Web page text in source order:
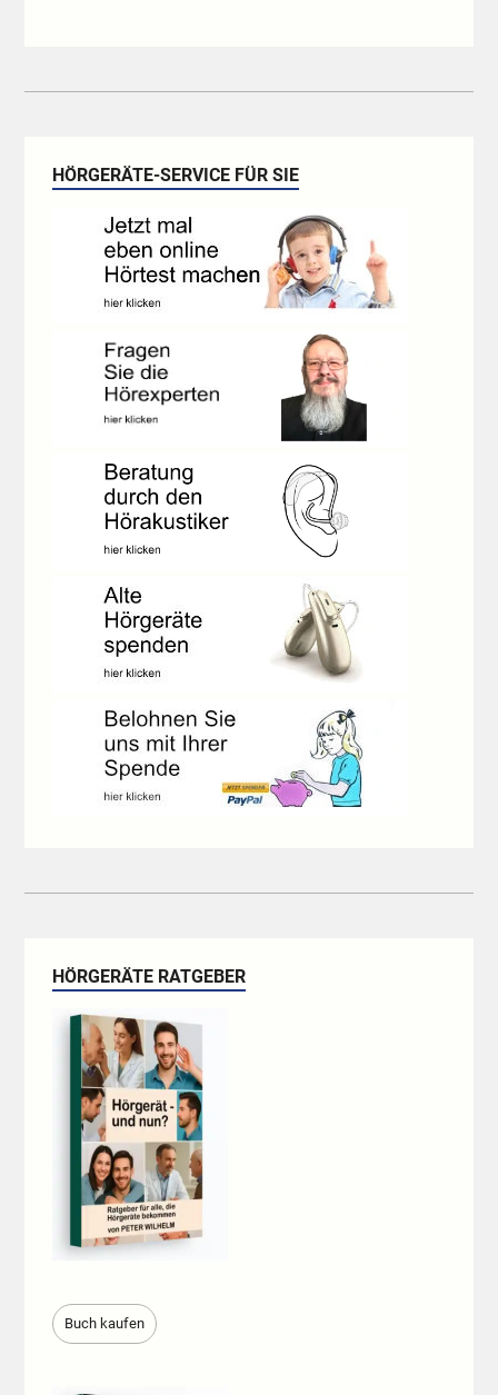
HÖRGERÄTE-SERVICE FÜR SIE
HÖRGERÄTE RATGEBER
Buch kaufen